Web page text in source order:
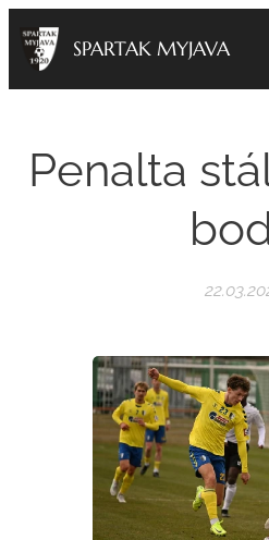
SPARTAK MYJAVA
Penalta